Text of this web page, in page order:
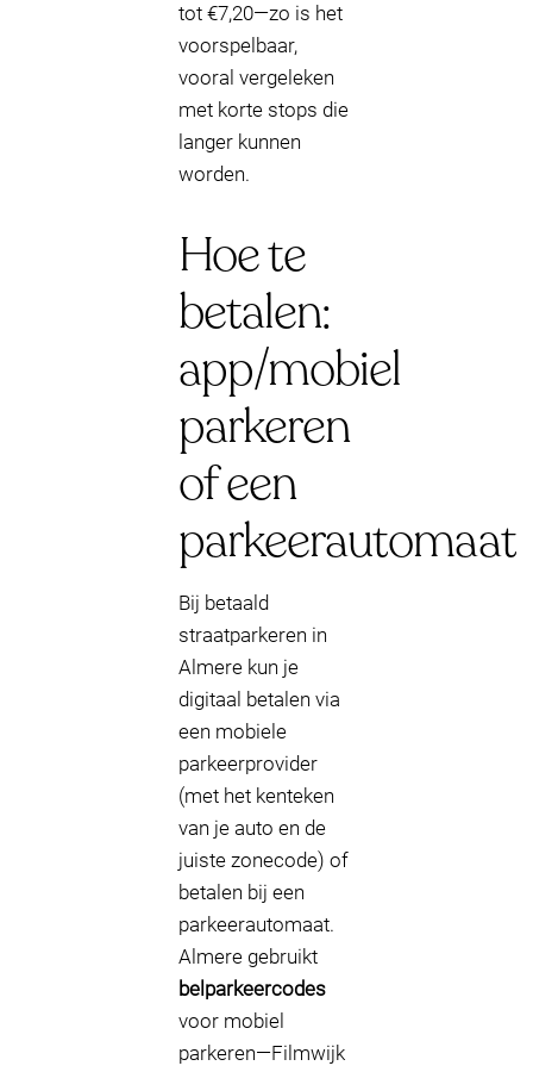
tot €7,20—zo is het
voorspelbaar,
vooral vergeleken
met korte stops die
langer kunnen
worden.
Hoe te
betalen:
app/mobiel
parkeren
of een
parkeerautomaat
Bij betaald
straatparkeren in
Almere kun je
digitaal betalen via
een mobiele
parkeerprovider
(met het kenteken
van je auto en de
juiste zonecode) of
betalen bij een
parkeerautomaat.
Almere gebruikt
belparkeercodes
voor mobiel
parkeren—Filmwijk